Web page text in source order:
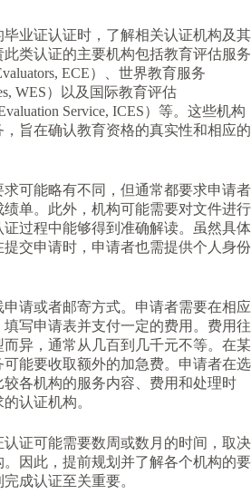
业证认证时，了解相关认证机构及其
类认证的主要机构包括教育评估服务
ECE）、世界教育服务
WES）以及国际教育评估
Service, ICES）等。这些机构
旨在确认教育资格的真实性和相应的
可能略有不同，但通常都要求申请者
单。此外，机构可能需要对文件进行
过程中能够得到准确解读。虽然具体
交申请时，申请者也需提供个人身份
请或者邮寄方式。申请者需要在相应
写申请表并支付一定的费用。费用往
异，通常从几百到几千元不等。在某
能要收取额外的加急费。申请者在选
各机构的服务内容、费用和处理时
认证机构。
证可能需要数周或数月的时间，取决
因此，提前规划并了解各个机构的要
成认证至关重要。